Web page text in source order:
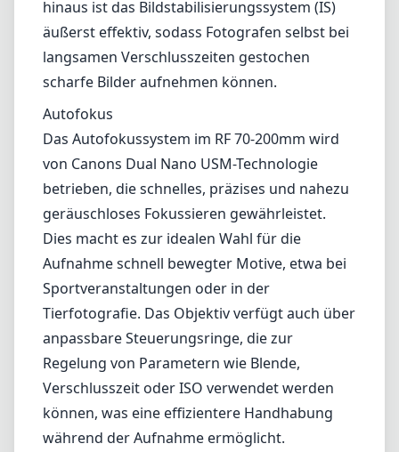
ist außergewöhnlich. Mit einer konstanten
maximalen Blende von f/2.8 im gesamten
Zoombereich bietet es eine überlegene
Leistung bei schwachem Licht und
wunderschönes Bokeh. Das Objektiv
verwendet fortschrittliche Optiken, die helfen,
chromatische Aberration und Verzerrung zu
minimieren, was zu scharfen und klaren
Bildern über alle Brennweiten führt. Darüber
hinaus ist das Bildstabilisierungssystem (IS)
äußerst effektiv, sodass Fotografen selbst bei
langsamen Verschlusszeiten gestochen
scharfe Bilder aufnehmen können.
Autofokus
Das Autofokussystem im RF 70-200mm wird
von Canons Dual Nano USM-Technologie
betrieben, die schnelles, präzises und nahezu
geräuschloses Fokussieren gewährleistet.